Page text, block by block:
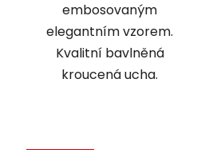
embosovaným
elegantním vzorem.
Kvalitní bavlněná
kroucená ucha.